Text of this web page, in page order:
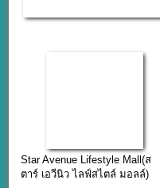
Star Avenue Lifestyle Mall(ส
ตาร์ เอวีนิว ไลฟ์สไตล์ มอลล์)